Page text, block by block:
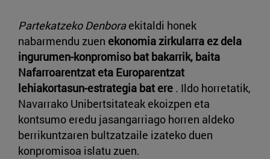
Partekatzeko Denboraekitaldi honek
nabarmendu zuen ekonomia zirkularra ez dela
ingurumen-konpromiso bat bakarrik, baita
Nafarroarentzat eta Europarentzat
lehiakortasun-estrategia bat ere . Ildo horretatik,
Navarrako Unibertsitateak ekoizpen eta
kontsumo eredu jasangarriago horren aldeko
berrikuntzaren bultzatzaile izateko duen
konpromisoa islatu zuen.